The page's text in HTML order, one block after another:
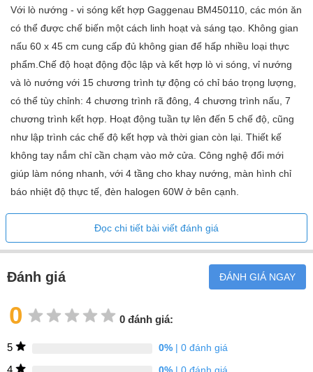
Với lò nướng - vi sóng kết hợp Gaggenau BM450110, các món ăn
có thể được chế biến một cách linh hoạt và sáng tạo. Không gian
nấu 60 x 45 cm cung cấp đủ không gian để hấp nhiều loại thực
phẩm.Chế độ hoạt động độc lập và kết hợp lò vi sóng, vỉ nướng
và lò nướng với 15 chương trình tự động có chỉ báo trọng lượng,
có thể tùy chỉnh: 4 chương trình rã đông, 4 chương trình nấu, 7
chương trình kết hợp. Hoạt động tuần tự lên đến 5 chế độ, cũng
như lập trình các chế độ kết hợp và thời gian còn lại. Thiết kế
không tay nắm chỉ cần chạm vào mở cửa. Công nghệ đổi mới
giúp làm nóng nhanh, với 4 tầng cho khay nướng, màn hình chỉ
báo nhiệt độ thực tế, đèn halogen 60W ở bên cạnh.
Cửa không tay nắm / cửa mở tự động
Vẻ ngoài đặc trưng của Gaggenau có phần kính toàn phần nằm
không tay nắm 180º.
Chức năng mở cửa tự động hỗ trợ bạn trong việc mở cửa.
động sẽ di chuyển ra ngoài màn hình và hỗ trợ bạn mở cửa và
Đọc chi tiết bài viết đánh giá
Đánh giá ĐÁNH GIÁ NGAY
0 0 đánh giá:
5 0%| 0 đánh giá
4